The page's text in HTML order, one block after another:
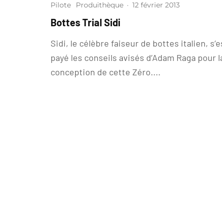
Pilote Produithèque · 12 février 2013
Bottes Trial Sidi
Sidi, le célèbre faiseur de bottes italien,
payé les conseils avisés d’Adam Raga pour
conception de cette Zéro....